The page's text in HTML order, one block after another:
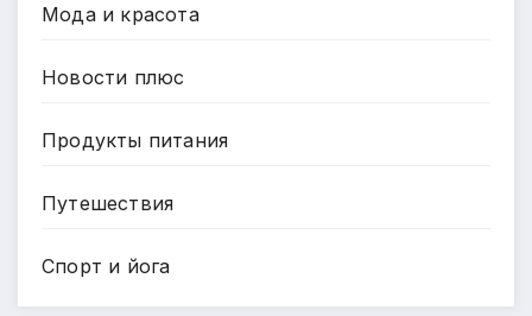
Мода и красота
Новости плюс
Продукты питания
Путешествия
Спорт и йога